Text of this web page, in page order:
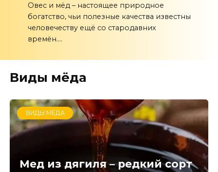
Овес и мёд – настоящее природное
богатство, чьи полезные качества известны
человечеству ещё со стародавних
времён....
Виды мёда
ВИДЫ МЁДА
Мед из дягиля – редкий сорт